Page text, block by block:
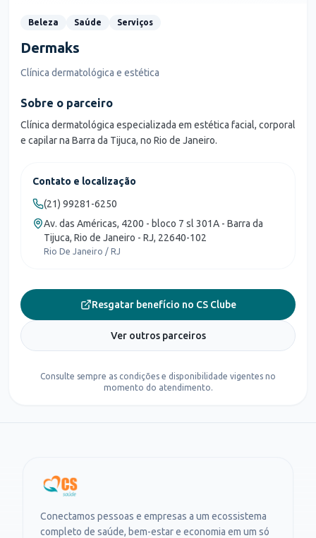
Beleza Saúde Serviços
Dermaks
Clínica dermatológica e estética
Sobre o parceiro
Clínica dermatológica especializada em estética facial, corporal
e capilar na Barra da Tijuca, no Rio de Janeiro.
Contato e localização
(21) 99281-6250
Av. das Américas, 4200 - bloco 7 sl 301A - Barra da
Tijuca, Rio de Janeiro - RJ, 22640-102
Rio De Janeiro / RJ
Resgatar benefício no CS Clube
Ver outros parceiros
Consulte sempre as condições e disponibilidade vigentes no
momento do atendimento.
Conectamos pessoas e empresas a um ecossistema
completo de saúde, bem-estar e economia em um só